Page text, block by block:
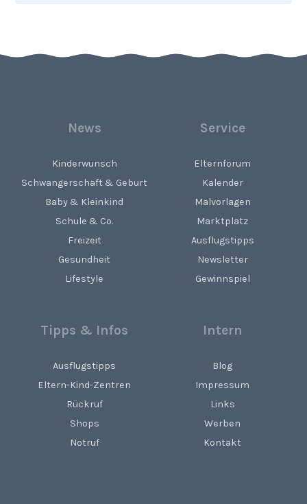
News
Kinderwunsch
Schwangerschaft & Geburt
Baby & Kleinkind
Schule & Co.
Freizeit
Gesundheit
Lifestyle
Service
Elternforum
Kalender
Malvorlagen
Marktplatz
Ausflugstipps
Newsletter
Gewinnspiel
Tipps & Infos
Ausflugstipps
Eltern-Kind-Zentren
Rückruf
Shops
Notruf
Intern
Blog
Impressum
Links
Werben
Kontakt